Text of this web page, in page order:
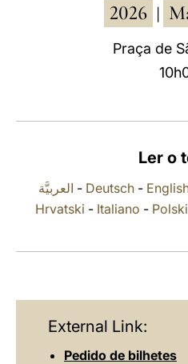
2026
Praça de
Ler o
العربيَّة - Deutsch-
Hrvatski - Italiano - Polski
External Link:
Pedido de bilhetes